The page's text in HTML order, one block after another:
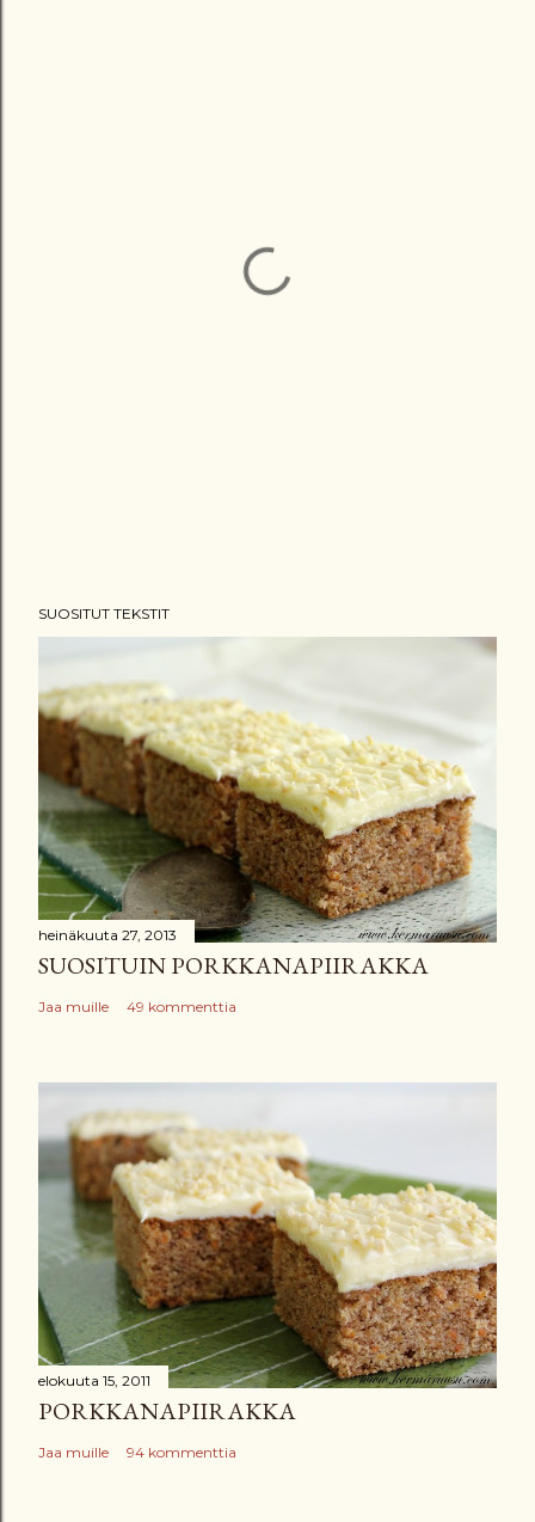
SUOSITUT TEKSTIT
heinäkuuta 27, 2013
SUOSITUIN PORKKANAPIIRAKKA
Jaa muille 49 kommenttia
elokuuta 15, 2011
PORKKANAPIIRAKKA
Jaa muille 94 kommenttia